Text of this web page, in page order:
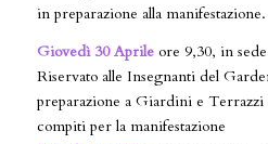
in preparazione alla manifestazione.
Giovedì 30 Aprileore 9,30, in sede
Riservato alle Insegnanti del
preparazione a Giardini e
compiti per la manifestazione